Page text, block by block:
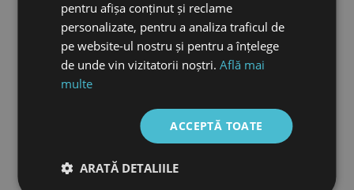
pentru afișa conținut și reclame
personalizate, pentru a analiza traficul de
pe website-ul nostru și pentru a înțelege
de unde vin vizitatorii noștri.Află mai
multe
ACCEPTĂ TOATE
ARATĂ DETALIILE